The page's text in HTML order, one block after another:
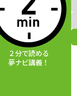
２分で読める
夢ナビ講義！